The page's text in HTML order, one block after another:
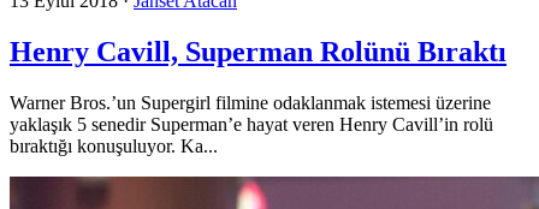
Henry Cavill, Superman Rolünü Bıraktı
Warner Bros.’un Supergirl filmine odaklanmak istemesi üzerine
yaklaşık 5 senedir Superman’e hayat veren Henry Cavill’in rolü
bıraktığı konuşuluyor. Ka...